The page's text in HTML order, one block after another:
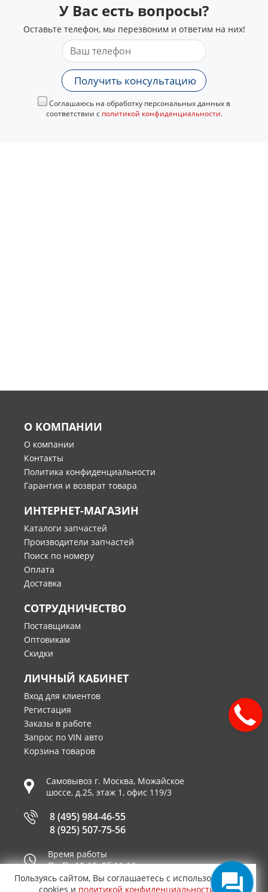
У Вас есть вопросы?
Оставьте телефон, мы перезвоним и ответим на них!
Получить консультацию
Соглашаюсь на обработку персональных данных в
соответствии с политикой конфиденциальности.
О КОМПАНИИ
О компании
Контакты
Политика конфиденциальности
Гарантия и возврат товара
ИНТЕРНЕТ-МАГАЗИН
Каталоги запчастей
Производители запчастей
Поиск по номеру
Оплата
Доставка
СОТРУДНИЧЕСТВО
Поставщикам
Оптовикам
Скидки
ЛИЧНЫЙ КАБИНЕТ
Вход для клиентов
Регистация
Заказы в работе
Запрос по VIN авто
Корзина товаров
Самовывоз г. Москва, Можайское
шоссе, д.25, этаж 1, офис 119/3
8 (495) 984-46-55
8 (925) 507-75-56
Время работы
Пн-Пт 10-19, Сб 11-16
Принимаем к оплате
Пользуясь сайтом, Вы соглашаетесь с использованием
cookies и политикой конфиденциальности